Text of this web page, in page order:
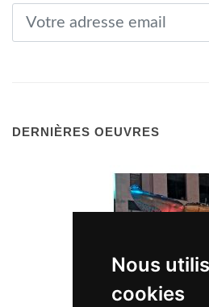
Nous
cookies
DERNIÈRES OEUVRES